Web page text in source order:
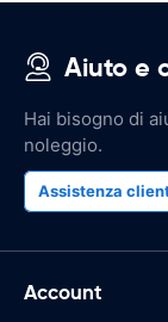
Aiuto e
Hai bisogno di
noleggio.
Assistenza
Account